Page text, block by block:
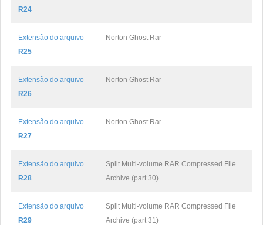
R24
Extensão do arquivo
R25
Norton Ghost Rar
Extensão do arquivo
R26
Norton Ghost Rar
Extensão do arquivo
R27
Norton Ghost Rar
Extensão do arquivo
R28
Split Multi-volume RAR Compressed File
Archive (part 30)
Extensão do arquivo
R29
Split Multi-volume RAR Compressed File
Archive (part 31)